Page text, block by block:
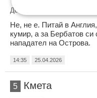
До коментар
Не, не е. Питай в
кумир, а за Бербатов
нападател на Острова.
14:35 25.04.2026
5 Кмета